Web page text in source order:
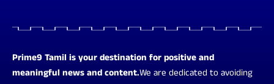
Prime9 Tamil is your destination for positive and
meaningful news and content.We are dedicated to avoiding